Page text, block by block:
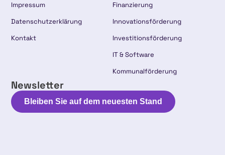
Impressum
Datenschutzerklärung
Kontakt
Finanzierung
Innovationsförderung
Investitionsförderung
IT & Software
Kommunalförderung
Newsletter
Bleiben Sie auf dem neuesten Stand